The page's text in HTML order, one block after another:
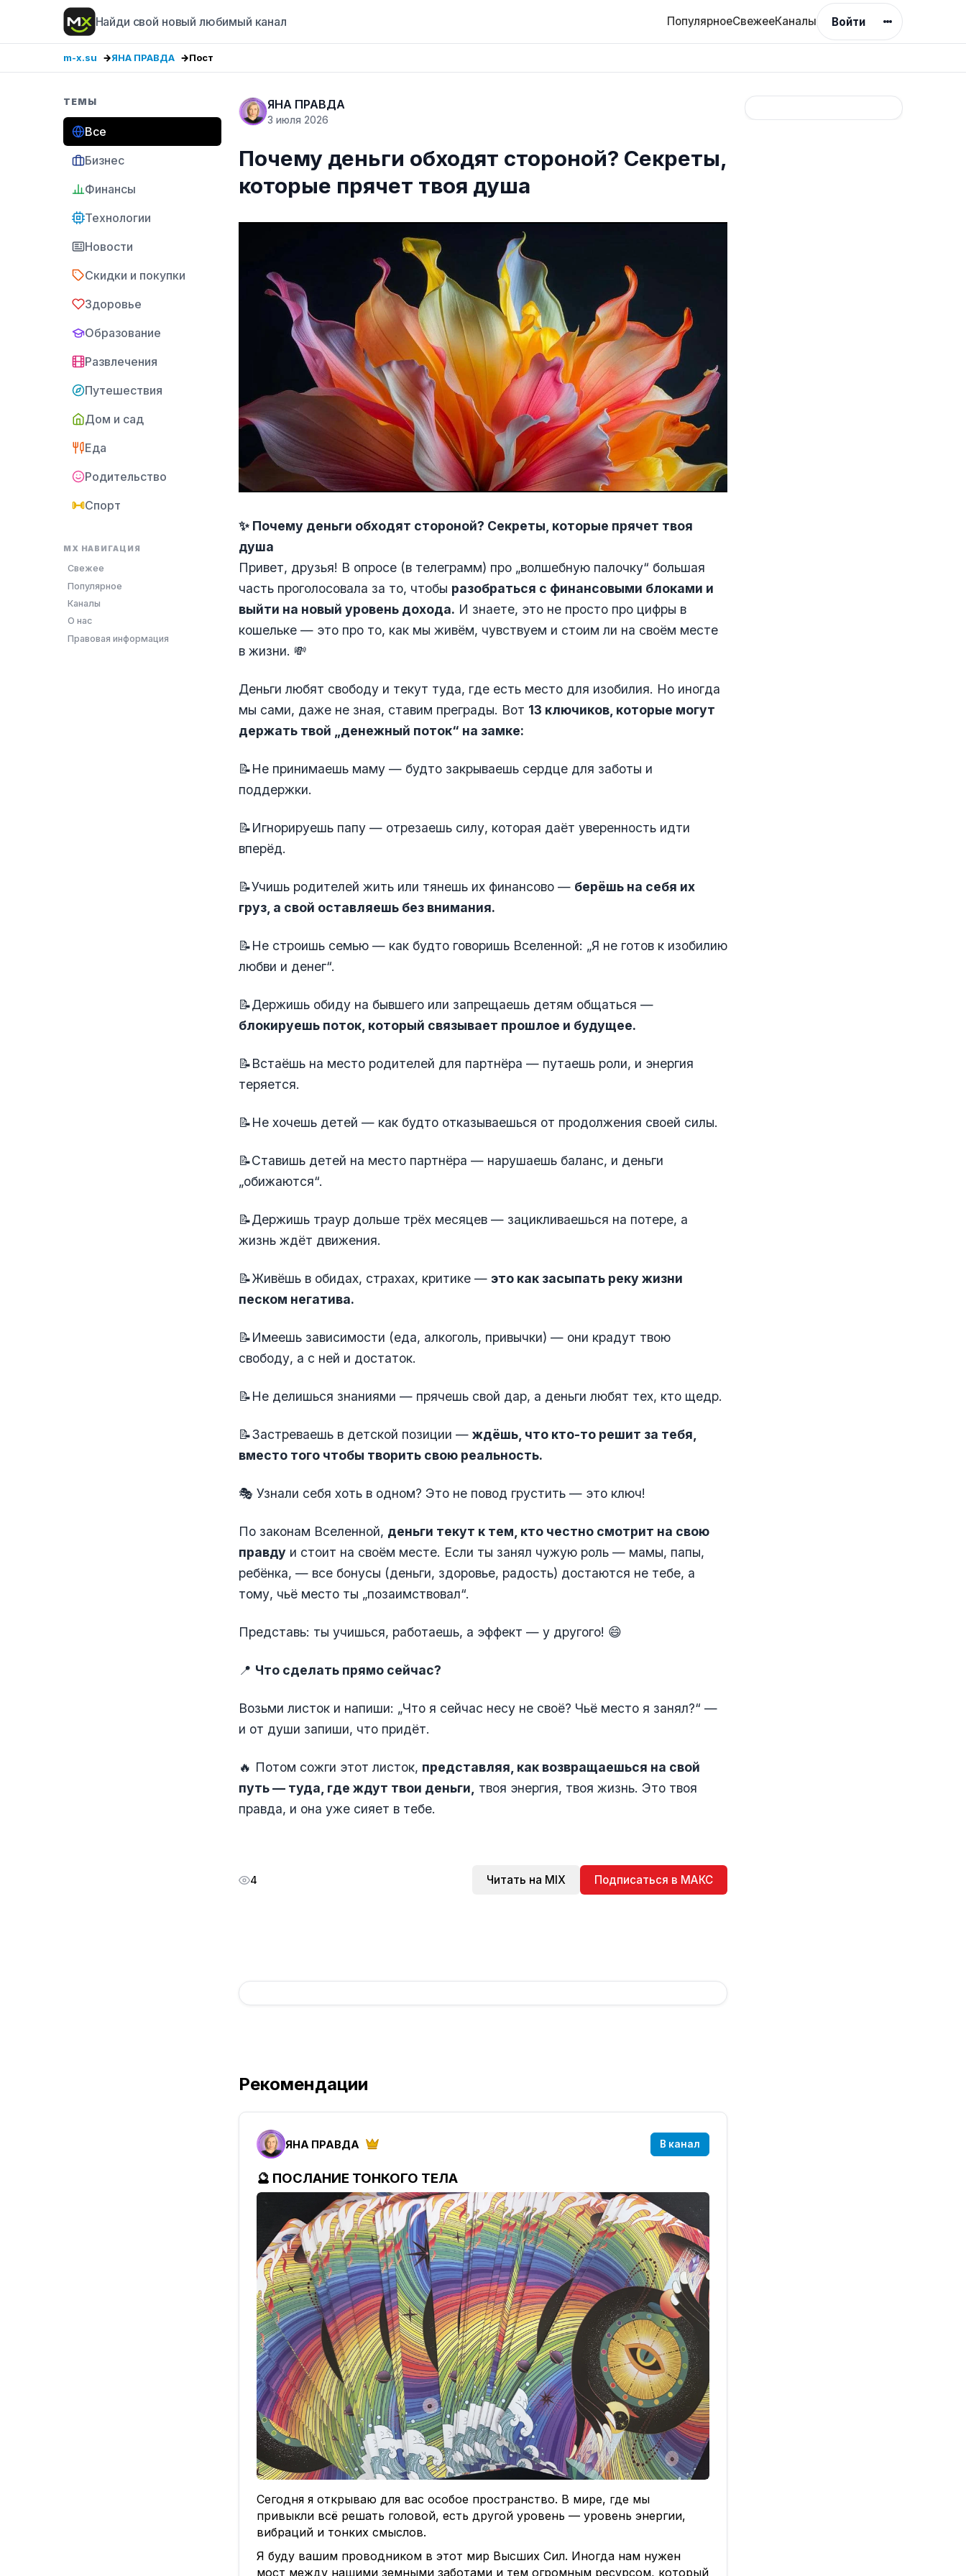
Найди свой новый любимый канал ПопулярноеСвежееКаналы Войти
m-x.su ЯНА ПРАВДА Пост
ТЕМЫ
Все
Бизнес
Финансы
Технологии
Новости
Скидки и покупки
Здоровье
Образование
Развлечения
Путешествия
Дом и сад
Еда
Родительство
Спорт
MX НАВИГАЦИЯ
Свежее
Популярное
Каналы
О нас
Правовая информация
ЯНА ПРАВДА
3 июля 2026
Почему деньги обходят стороной? Секреты,
которые прячет твоя душа
✨ Почему деньги обходят стороной? Секреты, которые прячет твоя
душа
Привет, друзья! В опросе (в телеграмм) про „волшебную палочку“ большая
часть проголосовала за то, чтобы разобраться с финансовыми блоками и
выйти на новый уровень дохода. И знаете, это не просто про цифры в
кошельке — это про то, как мы живём, чувствуем и стоим ли на своём месте
в жизни. 💸
Деньги любят свободу и текут туда, где есть место для изобилия. Но иногда
мы сами, даже не зная, ставим преграды. Вот 13 ключиков, которые могут
держать твой „денежный поток“ на замке:
📝Не принимаешь маму — будто закрываешь сердце для заботы и
поддержки.
📝Игнорируешь папу — отрезаешь силу, которая даёт уверенность идти
вперёд.
📝Учишь родителей жить или тянешь их финансово — берёшь на себя их
груз, а свой оставляешь без внимания.
📝Не строишь семью — как будто говоришь Вселенной: „Я не готов к изобилию
любви и денег“.
📝Держишь обиду на бывшего или запрещаешь детям общаться —
блокируешь поток, который связывает прошлое и будущее.
📝Встаёшь на место родителей для партнёра — путаешь роли, и энергия
теряется.
📝Не хочешь детей — как будто отказываешься от продолжения своей силы.
📝Ставишь детей на место партнёра — нарушаешь баланс, и деньги
„обижаются“.
📝Держишь траур дольше трёх месяцев — зацикливаешься на потере, а
жизнь ждёт движения.
📝Живёшь в обидах, страхах, критике — это как засыпать реку жизни
песком негатива.
📝Имеешь зависимости (еда, алкоголь, привычки) — они крадут твою
свободу, а с ней и достаток.
📝Не делишься знаниями — прячешь свой дар, а деньги любят тех, кто щедр.
📝Застреваешь в детской позиции — ждёшь, что кто-то решит за тебя,
вместо того чтобы творить свою реальность.
🎭 Узнали себя хоть в одном? Это не повод грустить — это ключ!
По законам Вселенной, деньги текут к тем, кто честно смотрит на свою
правду и стоит на своём месте. Если ты занял чужую роль — мамы, папы,
ребёнка, — все бонусы (деньги, здоровье, радость) достаются не тебе, а
тому, чьё место ты „позаимствовал“.
Представь: ты учишься, работаешь, а эффект — у другого! 😄
📍 Что сделать прямо сейчас?
Возьми листок и напиши: „Что я сейчас несу не своё? Чьё место я занял?“ —
и от души запиши, что придёт.
🔥 Потом сожги этот листок, представляя, как возвращаешься на свой
путь — туда, где ждут твои деньги,
твоя энергия, твоя жизнь. Это твоя
правда, и она уже сияет в тебе.
4 Читать на MIX Подписаться в МАКС
Рекомендации
ЯНА ПРАВДА В канал
🔮 ПОСЛАНИЕ ТОНКОГО ТЕЛА
Сегодня я открываю для вас особое пространство. В мире, где мы
привыкли всё решать головой, есть другой уровень — уровень энергии,
вибраций и тонких смыслов.
Я буду вашим проводником в этот мир Высших Сил. Иногда нам нужен
мост между нашими земными заботами и тем огромным ресурсом, который